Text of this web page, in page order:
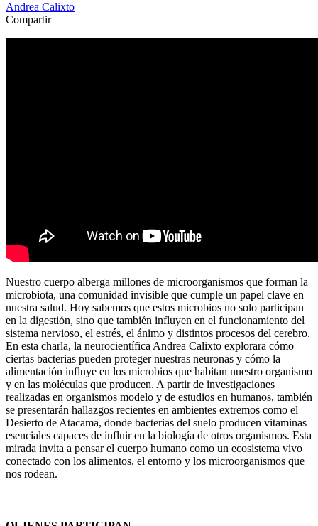
Andrea Calixto
Compartir
Nuestro cuerpo alberga millones de microorganismos que forman la
microbiota, una comunidad invisible que cumple un papel clave en
nuestra salud. Hoy sabemos que estos microbios no solo participan
en la digestión, sino que también influyen en el funcionamiento del
sistema nervioso, el estrés, el ánimo y distintos procesos del cerebro.
En esta charla, la neurocientífica Andrea Calixto explorara cómo
ciertas bacterias pueden proteger nuestras neuronas y cómo la
alimentación influye en los microbios que habitan nuestro organismo
y en las moléculas que producen. A partir de investigaciones
realizadas en organismos modelo y de estudios en humanos, también
se presentarán hallazgos recientes en ambientes extremos como el
Desierto de Atacama, donde bacterias del suelo producen vitaminas
esenciales capaces de influir en la biología de otros organismos. Esta
mirada invita a pensar el cuerpo humano como un ecosistema vivo
conectado con los alimentos, el entorno y los microorganismos que
nos rodean.